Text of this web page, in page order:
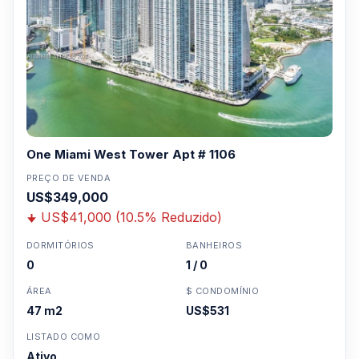
3957-0613
One Miami West Tower Apt # 1106
PREÇO DE VENDA
US$349,000
US$41,000 (10.5% Reduzido)
DORMITÓRIOS
0
BANHEIROS
1 / 0
ÁREA
47 m2
$ CONDOMÍNIO
US$531
LISTADO COMO
Ativo